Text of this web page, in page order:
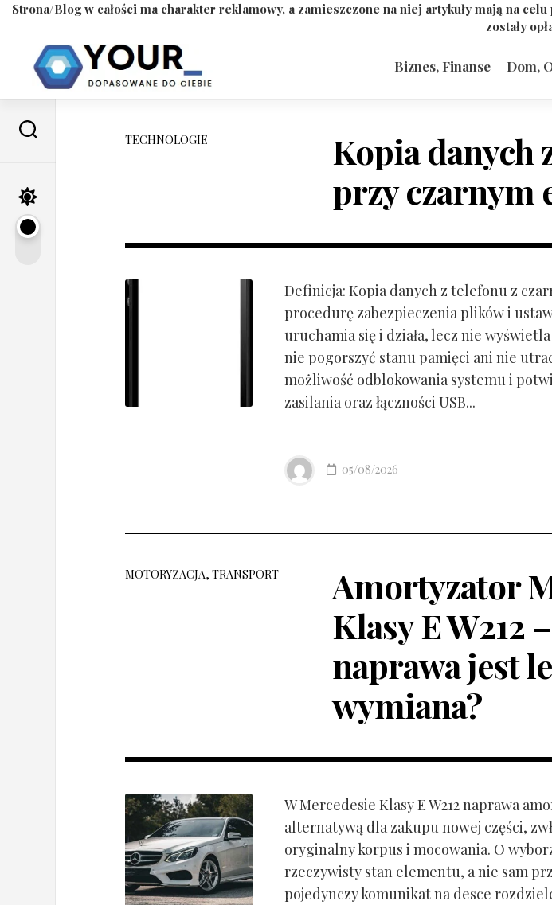
Strona/Blog w całości ma charakter reklamowy, a zamieszczone na niej artykuły mają na
zostały
content
Biznes, Finanse Dom,
TECHNOLOGIE
Kopia danych
przy czarnym
Definicja: Kopia danych z telefonu z
procedurę zabezpieczenia plików i
uruchamia się i działa, lecz nie
nie pogorszyć stanu pamięci ani nie
możliwość odblokowania systemu i
zasilania oraz łączności USB...
05/08/2026
MOTORYZACJA, TRANSPORT
Amortyzator
Klasy E W212
naprawa jest
wymiana?
W Mercedesie Klasy E W212 naprawa
alternatywą dla zakupu nowej części,
oryginalny korpus i mocowania. O
rzeczywisty stan elementu, a nie sam
pojedynczy komunikat na desce